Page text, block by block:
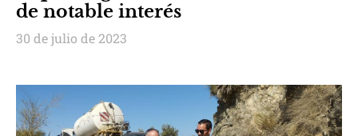
de notable interés
30 de julio de 2023